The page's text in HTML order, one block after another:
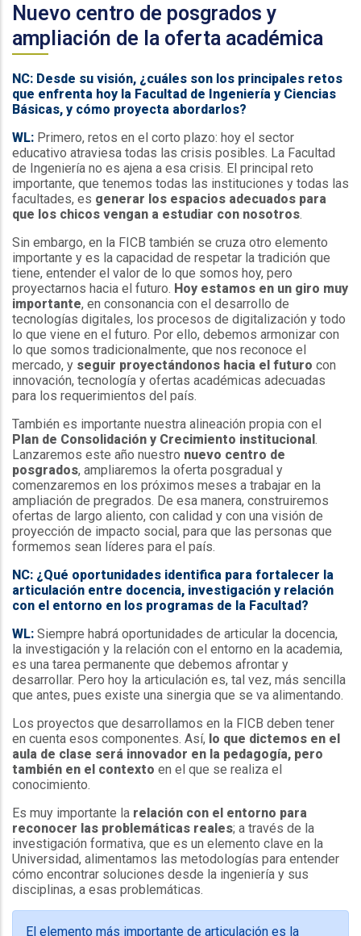
Nuevo centro de posgrados y
ampliación de la oferta académica
NC: Desde su visión, ¿cuáles son los principales retos
que enfrenta hoy la Facultad de Ingeniería y Ciencias
Básicas, y cómo proyecta abordarlos?
WL: Primero, retos en el corto plazo: hoy el sector
educativo atraviesa todas las crisis posibles. La Facultad
de Ingeniería no es ajena a esa crisis. El principal reto
importante, que tenemos todas las instituciones y todas las
facultades, es generar los espacios adecuados para
que los chicos vengan a estudiar con nosotros.
Sin embargo, en la FICB también se cruza otro elemento
importante y es la capacidad de respetar la tradición que
tiene, entender el valor de lo que somos hoy, pero
proyectarnos hacia el futuro. Hoy estamos en un giro muy
importante, en consonancia con el desarrollo de
tecnologías digitales, los procesos de digitalización y todo
lo que viene en el futuro. Por ello, debemos armonizar con
lo que somos tradicionalmente, que nos reconoce el
mercado, y seguir proyectándonos hacia el futuro con
innovación, tecnología y ofertas académicas adecuadas
para los requerimientos del país.
También es importante nuestra alineación propia con el
Plan de Consolidación y Crecimiento institucional.
Lanzaremos este año nuestro nuevo centro de
posgrados, ampliaremos la oferta posgradual y
comenzaremos en los próximos meses a trabajar en la
ampliación de pregrados. De esa manera, construiremos
ofertas de largo aliento, con calidad y con una visión de
proyección de impacto social, para que las personas que
formemos sean líderes para el país.
NC: ¿Qué oportunidades identifica para fortalecer la
articulación entre docencia, investigación y relación
con el entorno en los programas de la Facultad?
WL: Siempre habrá oportunidades de articular la docencia,
la investigación y la relación con el entorno en la academia,
es una tarea permanente que debemos afrontar y
desarrollar. Pero hoy la articulación es, tal vez, más sencilla
que antes, pues existe una sinergia que se va alimentando.
Los proyectos que desarrollamos en la FICB deben tener
en cuenta esos componentes. Así, lo que dictemos en el
aula de clase será innovador en la pedagogía, pero
también en el contexto en el que se realiza el
conocimiento.
Es muy importante la relación con el entorno para
reconocer las problemáticas reales; a través de la
investigación formativa, que es un elemento clave en la
Universidad, alimentamos las metodologías para entender
cómo encontrar soluciones desde la ingeniería y sus
disciplinas, a esas problemáticas.
El elemento más importante de articulación es la